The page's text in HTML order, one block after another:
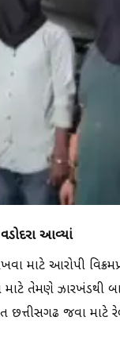
આવ્યાં
માટે આરોપી
તેમણે ઝારખંડથી
છત્તીસગઢ જવા